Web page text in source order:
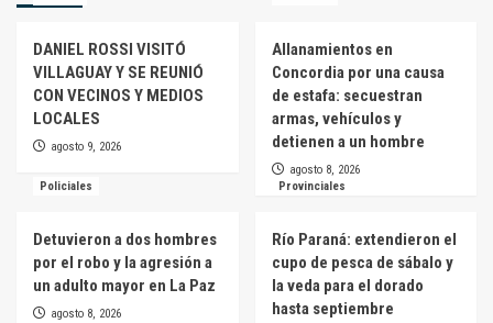
DANIEL ROSSI VISITÓ
VILLAGUAY Y SE REUNIÓ
CON VECINOS Y MEDIOS
LOCALES
agosto 9, 2026
Allanamientos en
Concordia por una causa
de estafa: secuestran
armas, vehículos y
detienen a un hombre
agosto 8, 2026
Policiales
Detuvieron a dos hombres
por el robo y la agresión a
un adulto mayor en La Paz
agosto 8, 2026
Provinciales
Río Paraná: extendieron el
cupo de pesca de sábalo y
la veda para el dorado
hasta septiembre